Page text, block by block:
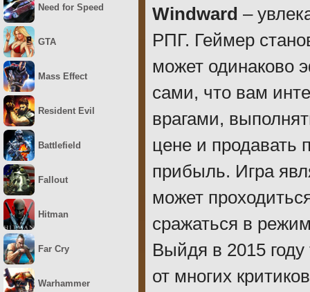
Windward –
РПГ. Геймер
может одинаково
сами, что вам
врагами,
цене и продавать
прибыль. Игра
может
сражаться в
Выйдя в 2015
от многих
Need for Speed
GTA
Mass Effect
Resident Evil
Battlefield
Fallout
Hitman
Far Cry
Warhammer